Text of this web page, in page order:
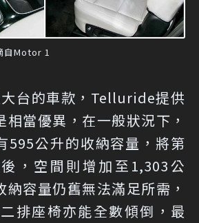
自Motor 1
台的車款，Telluride提供
相當優異，在一般狀況下，
595公升的收納容量，將第
，空間則增加至1,303公
納容量仍舊無法滿足所需，
排座椅亦能全數傾倒，最